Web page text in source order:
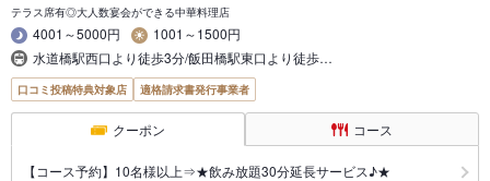
テラス席有◎大人数宴会ができる中華料理店
4001～5000円
1001～1500円
水道橋駅西口より徒歩3分/飯田橋駅東口より徒歩…
口コミ投稿特典対象店 適格請求書発行事業者
クーポン コース
【コース予約】10名様以上⇒★飲み放題30分延長サービス♪★